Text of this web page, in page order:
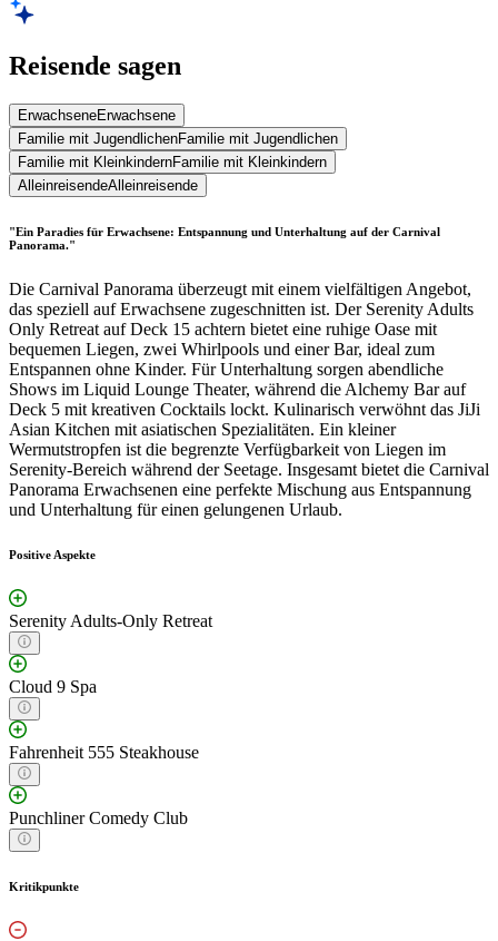
Reisende sagen
ErwachseneErwachsene
Familie mit JugendlichenFamilie mit Jugendlichen
Familie mit KleinkindernFamilie mit Kleinkindern
AlleinreisendeAlleinreisende
"Ein Paradies für Erwachsene: Entspannung und Unterhaltung auf der Carnival
Panorama."
Die Carnival Panorama überzeugt mit einem vielfältigen Angebot,
das speziell auf Erwachsene zugeschnitten ist. Der Serenity Adults
Only Retreat auf Deck 15 achtern bietet eine ruhige Oase mit
bequemen Liegen, zwei Whirlpools und einer Bar, ideal zum
Entspannen ohne Kinder. Für Unterhaltung sorgen abendliche
Shows im Liquid Lounge Theater, während die Alchemy Bar auf
Deck 5 mit kreativen Cocktails lockt. Kulinarisch verwöhnt das JiJi
Asian Kitchen mit asiatischen Spezialitäten. Ein kleiner
Wermutstropfen ist die begrenzte Verfügbarkeit von Liegen im
Serenity-Bereich während der Seetage. Insgesamt bietet die Carnival
Panorama Erwachsenen eine perfekte Mischung aus Entspannung
und Unterhaltung für einen gelungenen Urlaub.
Positive Aspekte
Serenity Adults-Only Retreat
Cloud 9 Spa
Fahrenheit 555 Steakhouse
Punchliner Comedy Club
Kritikpunkte